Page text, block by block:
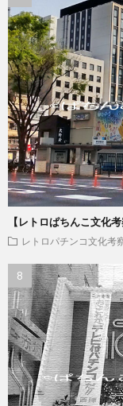
【レトロぱちんこ文化
レトロパチンコ文化考